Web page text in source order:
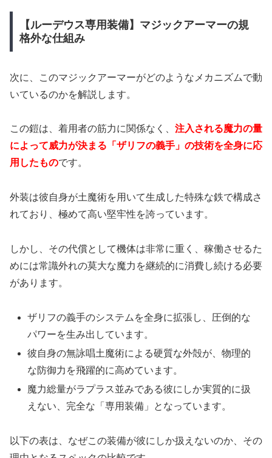
【ルーデウス専用装備】マジックアーマーの規
格外な仕組み
次に、このマジックアーマーがどのようなメカニズムで動
いているのかを解説します。
この鎧は、着用者の筋力に関係なく、 注入される魔力の量
によって威力が決まる「ザリフの義手」の技術を全身に応
用したものです。
外装は彼自身が土魔術を用いて生成した特殊な鉄で構成さ
れており、極めて高い堅牢性を誇っています。
しかし、その代償として機体は非常に重く、稼働させるた
めには常識外れの莫大な魔力を継続的に消費し続ける必要
があります。
ザリフの義手のシステムを全身に拡張し、圧倒的な
パワーを生み出しています。
彼自身の無詠唱土魔術による硬質な外殻が、物理的
な防御力を飛躍的に高めています。
魔力総量がラプラス並みである彼にしか実質的に扱
えない、完全な「専用装備」となっています。
以下の表は、なぜこの装備が彼にしか扱えないのか、その